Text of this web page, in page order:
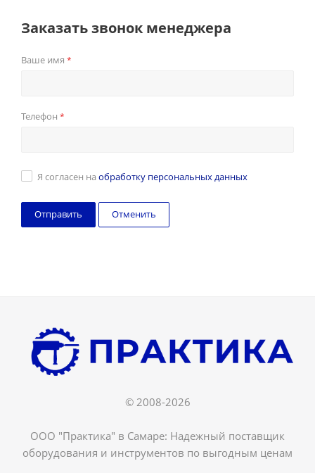
Заказать звонок менеджера
Ваше имя *
Телефон *
Я согласен на обработку персональных данных
Отменить
© 2008-2026
ООО "Практика" в Самаре: Надежный поставщик
оборудования и инструментов по выгодным ценам